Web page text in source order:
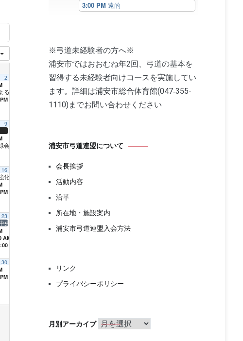
2
るご指導
9
会終了後） 3:00 PM
16
化練習
23
央審査会（札幌市）
AM
PM
30
3:00 PM 遠的
※弓道未経験者の方へ※
浦安市ではおおむね年2回、弓道の基本を
習得する未経験者向けコースを実施してい
ます。詳細は浦安市総合体育館(047‐355-
1110)までお問い合わせください
浦安市弓道連盟について
会長挨拶
活動内容
沿革
所在地・施設案内
浦安市弓道連盟入会方法
リンク
プライバシーポリシー
月別アーカイブ 月